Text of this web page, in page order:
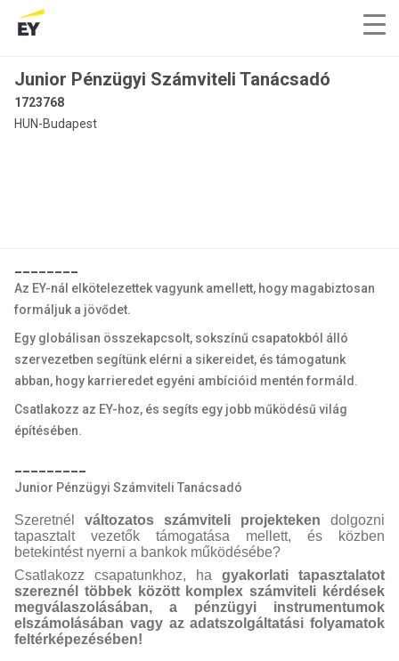
Junior Pénzügyi Számviteli Tanácsadó
1723768
HUN-Budapest
Az EY-nál elkötelezettek vagyunk amellett, hogy magabiztosan
formáljuk a jövődet.
Egy globálisan összekapcsolt, sokszínű csapatokból álló
szervezetben segítünk elérni a sikereidet, és támogatunk
abban, hogy karrieredet egyéni ambícióid mentén formáld.
Csatlakozz az EY-hoz, és segíts egy jobb működésű világ
építésében.
Junior Pénzügyi Számviteli Tanácsadó
Szeretnél változatos számviteli projekteken dolgozni
tapasztalt vezetők támogatása mellett, és közben
betekintést nyerni a bankok működésébe?
Csatlakozz csapatunkhoz, ha gyakorlati tapasztalatot
szereznél többek között komplex számviteli kérdések
megválaszolásában, a pénzügyi instrumentumok
elszámolásában vagy az adatszolgáltatási folyamatok
feltérképezésében!